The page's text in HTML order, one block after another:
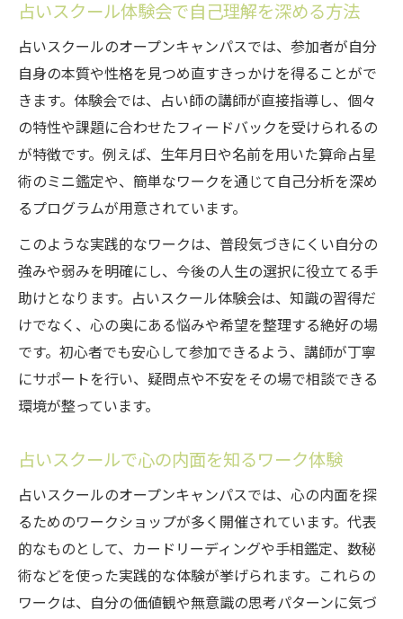
占いスクール体験会で自己理解を深める方法
占いスクールのオープンキャンパスでは、参加者が自分
自身の本質や性格を見つめ直すきっかけを得ることがで
きます。体験会では、占い師の講師が直接指導し、個々
の特性や課題に合わせたフィードバックを受けられるの
が特徴です。例えば、生年月日や名前を用いた算命占星
術のミニ鑑定や、簡単なワークを通じて自己分析を深め
るプログラムが用意されています。
このような実践的なワークは、普段気づきにくい自分の
強みや弱みを明確にし、今後の人生の選択に役立てる手
助けとなります。占いスクール体験会は、知識の習得だ
けでなく、心の奥にある悩みや希望を整理する絶好の場
です。初心者でも安心して参加できるよう、講師が丁寧
にサポートを行い、疑問点や不安をその場で相談できる
環境が整っています。
占いスクールで心の内面を知るワーク体験
占いスクールのオープンキャンパスでは、心の内面を探
るためのワークショップが多く開催されています。代表
的なものとして、カードリーディングや手相鑑定、数秘
術などを使った実践的な体験が挙げられます。これらの
ワークは、自分の価値観や無意識の思考パターンに気づ